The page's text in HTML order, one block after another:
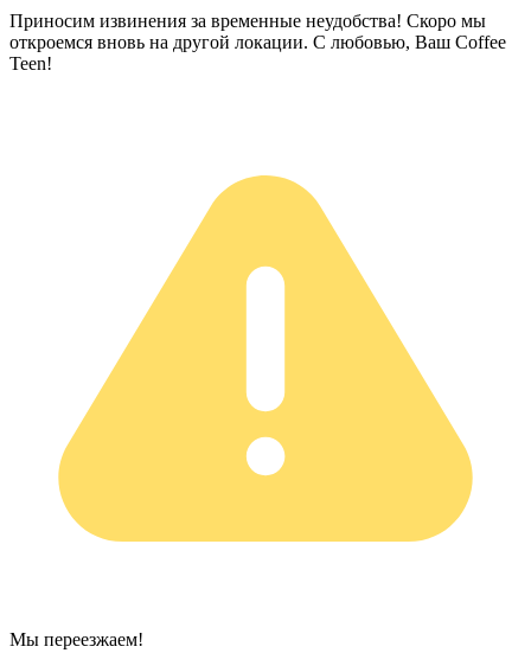
Приносим извинения за временные неудобства! Скоро мы
откроемся вновь на другой локации. С любовью, Ваш Coffee
Teen!
Мы переезжаем!